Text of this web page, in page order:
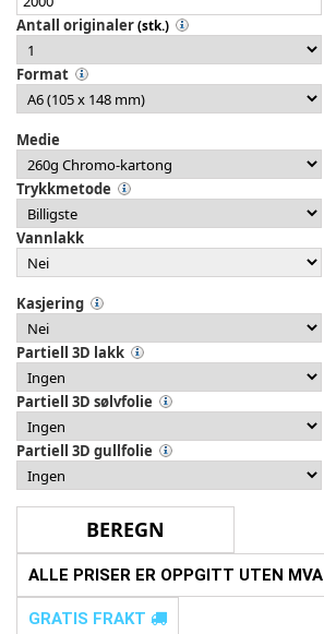
Antall originaler(stk.)
Format
Medie
Trykkmetode
Vannlakk
Kasjering
Partiell 3D lakk
Partiell 3D sølvfolie
Partiell 3D gullfolie
ALLE PRISER ER OPPGITT UTEN MVA
GRATIS FRAKT